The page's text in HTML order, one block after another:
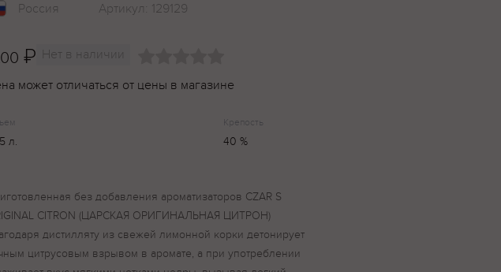
Россия Артикул: 129129
₽ Нет в наличии
может отличаться от цены в магазине
л.
Крепость
40 %
без добавления ароматизаторов CZAR S
CITRON (ЦАРСКАЯ ОРИГИНАЛЬНАЯ ЦИТРОН)
дистилляту из свежей лимонной корки детонирует
цитрусовым взрывом в аромате, а при употреблении